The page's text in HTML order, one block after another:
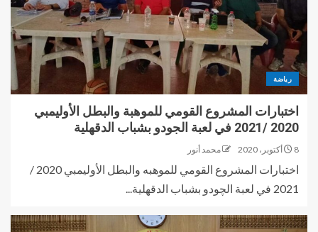
رياضة
اختبارات المشروع القومي للموهبة والبطل الأوليمبي
2020 /2021 في لعبة الجودو بشباب الدقهلية
8 أكتوبر، 2020 محمد أنور
اختبارات المشروع القومي للموهبه والبطل الأوليمبي 2020 /
2021 في لعبة الچودو بشباب الدقهلية...